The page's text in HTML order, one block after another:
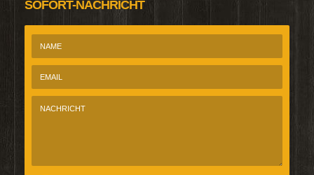
SOFORT-NACHRICHT